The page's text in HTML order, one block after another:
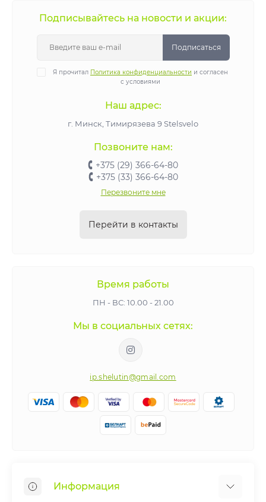
Подписывайтесь на новости и акции:
Подписаться
Я прочитал Политика конфиденциальности и согласен
с условиями
Наш адрес:
г. Минск, Тимирязева 9 Stelsvelo
Позвоните нам:
+375 (29) 366-64-80
+375 (33) 366-64-80
Перезвоните мне
Перейти в контакты
Время работы
ПН - ВС: 10.00 - 21.00
Мы в социальных сетях:
ip.shelutin@gmail.com
Информация